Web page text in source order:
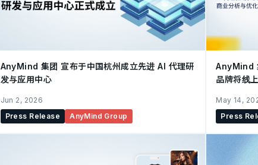
AnyMind 集团 宣布于中国杭州成立先进 AI 代理研
发与应用中心
Jun 2, 2026
Press Release
AnyMind Group
AnyMind
品牌将线
May 14,
Press